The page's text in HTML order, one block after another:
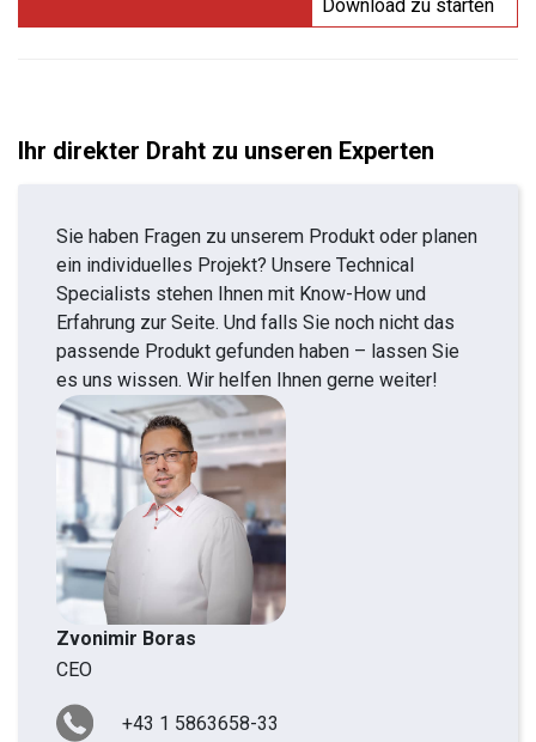
Download zu starten
Ihr direkter Draht zu unseren Experten
Sie haben Fragen zu unserem Produkt oder planen
ein individuelles Projekt? Unsere Technical
Specialists stehen Ihnen mit Know-How und
Erfahrung zur Seite. Und falls Sie noch nicht das
passende Produkt gefunden haben – lassen Sie
es uns wissen. Wir helfen Ihnen gerne weiter!
Zvonimir Boras
CEO
+43 1 5863658-33